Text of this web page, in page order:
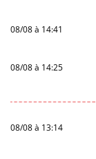
08/08 à 14:41
08/08 à 14:25
08/08 à 13:14